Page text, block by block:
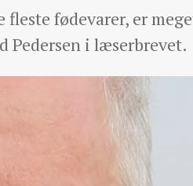
fødevarer, er
Pedersen i læserbrevet.